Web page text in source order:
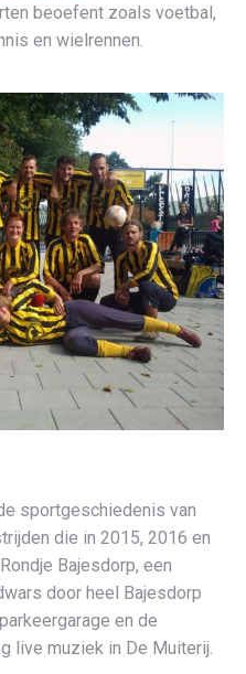
beoefent zoals voetbal,
en wielrennen.
sportgeschiedenis van
die in 2015, 2016 en
Bajesdorp, een
door heel Bajesdorp
en de
live muziek in De Muiterij.